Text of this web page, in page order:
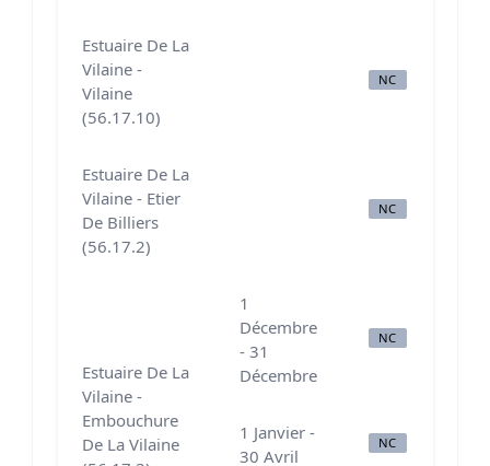
Estuaire De La
Vilaine -
Vilaine
(56.17.10)
NC
Estuaire De La
Vilaine - Etier
De Billiers
(56.17.2)
NC
Estuaire De La
Vilaine -
Embouchure
De La Vilaine
1
Décembre
- 31
Décembre
NC
1 Janvier -
30 Avril
NC